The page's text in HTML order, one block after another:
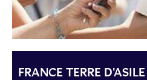
FRANCE TERRE